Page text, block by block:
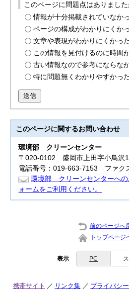
このページに問題点はありました
情報が十分掲載されていなか
ページの構成がわかりにくか
文章や表現がわかりにくかっ
この情報を見付けるのに時間
古い情報なので参考にならな
特に問題無くわかりやすかっ
送信
このページに関するお問い合わせ
環境部 クリーンセンター
〒020-0102 盛岡市上田字小鳥沢
電話番号：019-663-7153 ファク
環境部 クリーンセンターへの
ォームをご利用ください。
前のページへ
トップページ
表示 PC
携帯サイト リンク集 プライバシ